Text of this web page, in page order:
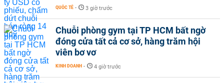
QUỐC TẾ - 3 giờ trước
Chuỗi phòng gym tại TP HCM bất ngờ
đóng cửa tất cả cơ sở, hàng trăm hội
viên bơ vơ
KINH DOANH - 4 giờ trước